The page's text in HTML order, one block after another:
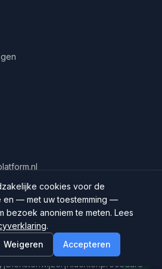
Deventer
Schuldenplatform.nl
|Dienstenwijzer |Klachtenprocedure
cookies voor de
en — met uw toestemming —
bezoek anoniem te meten. Lees
.
Weigeren Accepteren